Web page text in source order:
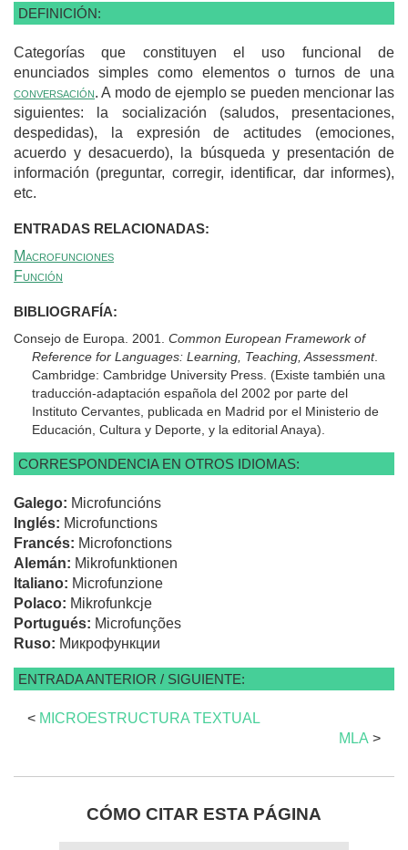
DEFINICIÓN:
Categorías que constituyen el uso funcional de
enunciados simples como elementos o turnos de una
conversación. A modo de ejemplo se pueden mencionar las
siguientes: la socialización (saludos, presentaciones,
despedidas), la expresión de actitudes (emociones,
acuerdo y desacuerdo), la búsqueda y presentación de
información (preguntar, corregir, identificar, dar informes),
etc.
ENTRADAS RELACIONADAS:
Macrofunciones
Función
BIBLIOGRAFÍA:
Consejo de Europa. 2001. Common European Framework of
Reference for Languages: Learning, Teaching, Assessment.
Cambridge: Cambridge University Press. (Existe también una
traducción-adaptación española del 2002 por parte del
Instituto Cervantes, publicada en Madrid por el Ministerio de
Educación, Cultura y Deporte, y la editorial Anaya).
CORRESPONDENCIA EN OTROS IDIOMAS:
Galego: Microfuncións
Inglés: Microfunctions
Francés: Microfonctions
Alemán: Mikrofunktionen
Italiano: Microfunzione
Polaco: Mikrofunkcje
Portugués: Microfunções
Ruso: Микрофункции
ENTRADA ANTERIOR / SIGUIENTE:
< MICROESTRUCTURA TEXTUAL
MLA >
CÓMO CITAR ESTA PÁGINA